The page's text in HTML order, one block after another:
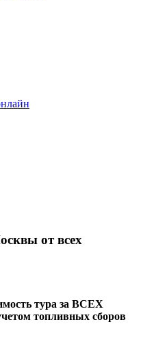
от всех
тура за ВСЕХ
топливных сборов